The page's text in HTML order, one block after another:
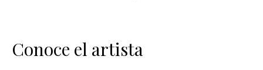
Conoce el artista